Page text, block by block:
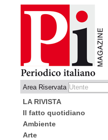
Area Riservata
LA RIVISTA
Il fatto quotidiano
Ambiente
Arte